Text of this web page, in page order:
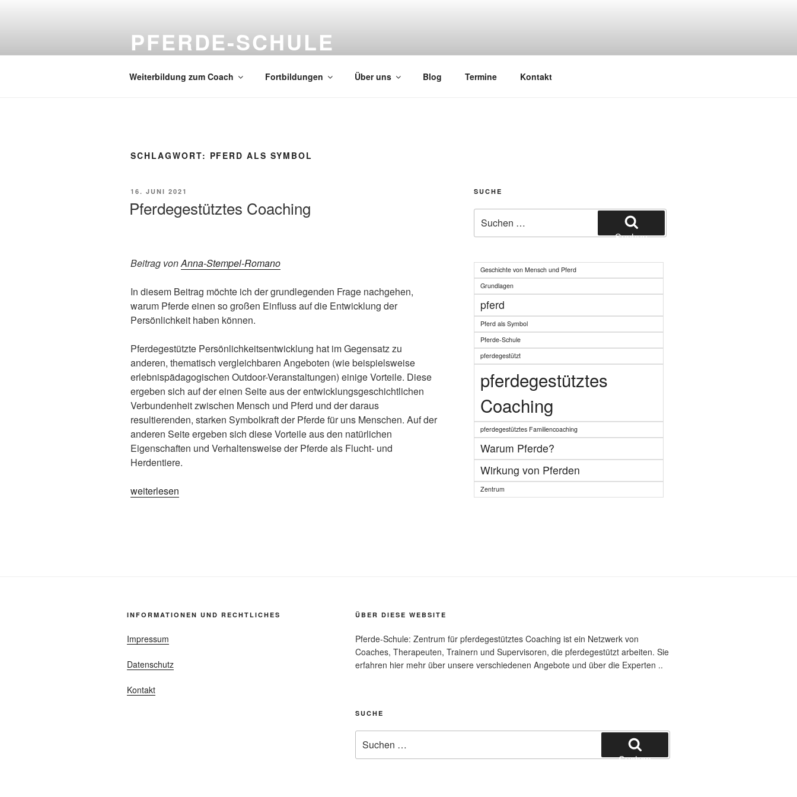
PFERDE-SCHULE
Weiterbildung zum Coach Fortbildungen Über uns Blog Termine Kontakt
SCHLAGWORT: PFERD ALS SYMBOL
VERÖFFENTLICHT
16. JUNI 2021
Pferdegestütztes Coaching
Beitrag vonAnna-Stempel-Romano
In diesem Beitrag möchte ich der grundlegenden Frage nachgehen,
warum Pferde einen so großen Einfluss auf die Entwicklung der
Persönlichkeit haben können.
Pferdegestützte Persönlichkeitsentwicklung hat im Gegensatz zu
anderen, thematisch vergleichbaren Angeboten (wie beispielsweise
erlebnispädagogischen Outdoor-Veranstaltungen) einige Vorteile. Diese
ergeben sich auf der einen Seite aus der entwicklungsgeschichtlichen
Verbundenheit zwischen Mensch und Pferd und der daraus
resultierenden, starken Symbolkraft der Pferde für uns Menschen. Auf der
anderen Seite ergeben sich diese Vorteile aus den natürlichen
Eigenschaften und Verhaltensweise der Pferde als Flucht- und
Herdentiere.
„Pferdegestütztes
weiterlesen
SUCHE
nach:
Suchen
Geschichte von Mensch und Pferd
Grundlagen
pferd
Pferd als Symbol
Pferde-Schule
pferdegestützt
pferdegestütztes
Coaching
pferdegestütztes Familiencoaching
Warum Pferde?
Wirkung von Pferden
Zentrum
INFORMATIONEN UND RECHTLICHES
Impressum
Datenschutz
Kontakt
ÜBER DIESE WEBSITE
Pferde-Schule: Zentrum für pferdegestütztes Coaching ist ein Netzwerk von
Coaches, Therapeuten, Trainern und Supervisoren, die pferdegestützt arbeiten. Sie
erfahren hier mehr über unsere verschiedenen Angebote und über die Experten ..
SUCHE
nach:
Suchen